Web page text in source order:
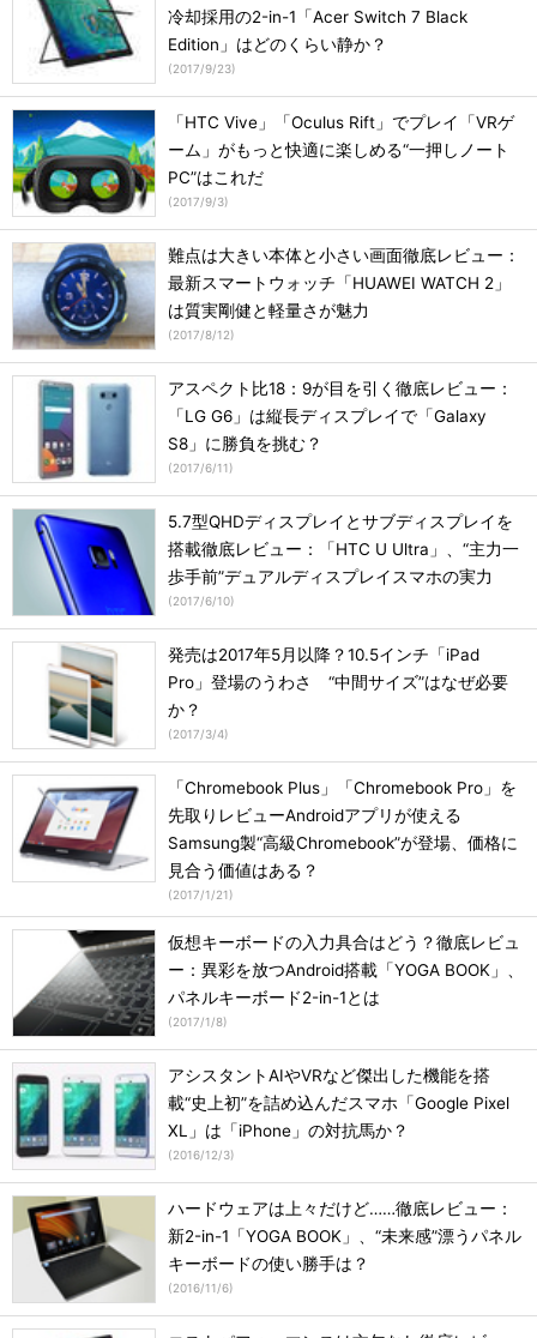
冷却採用の2-in-1「Acer Switch 7 Black
Edition」はどのくらい静か？
(2017/9/23)
「HTC Vive」「Oculus Rift」でプレイ「VRゲ
ーム」がもっと快適に楽しめる“一押しノート
PC”はこれだ
(2017/9/3)
難点は大きい本体と小さい画面徹底レビュー：
最新スマートウォッチ「HUAWEI WATCH 2」
は質実剛健と軽量さが魅力
(2017/8/12)
アスペクト比18：9が目を引く徹底レビュー：
「LG G6」は縦長ディスプレイで「Galaxy
S8」に勝負を挑む？
(2017/6/11)
5.7型QHDディスプレイとサブディスプレイを
搭載徹底レビュー：「HTC U Ultra」、“主力一
歩手前”デュアルディスプレイスマホの実力
(2017/6/10)
発売は2017年5月以降？10.5インチ「iPad
Pro」登場のうわさ “中間サイズ”はなぜ必要
か？
(2017/3/4)
「Chromebook Plus」「Chromebook Pro」を
先取りレビューAndroidアプリが使える
Samsung製“高級Chromebook”が登場、価格に
見合う価値はある？
(2017/1/21)
仮想キーボードの入力具合はどう？徹底レビュ
ー：異彩を放つAndroid搭載「YOGA BOOK」、
パネルキーボード2-in-1とは
(2017/1/8)
アシスタントAIやVRなど傑出した機能を搭
載“史上初”を詰め込んだスマホ「Google Pixel
XL」は「iPhone」の対抗馬か？
(2016/12/3)
ハードウェアは上々だけど……徹底レビュー：
新2-in-1「YOGA BOOK」、“未来感”漂うパネル
キーボードの使い勝手は？
(2016/11/6)